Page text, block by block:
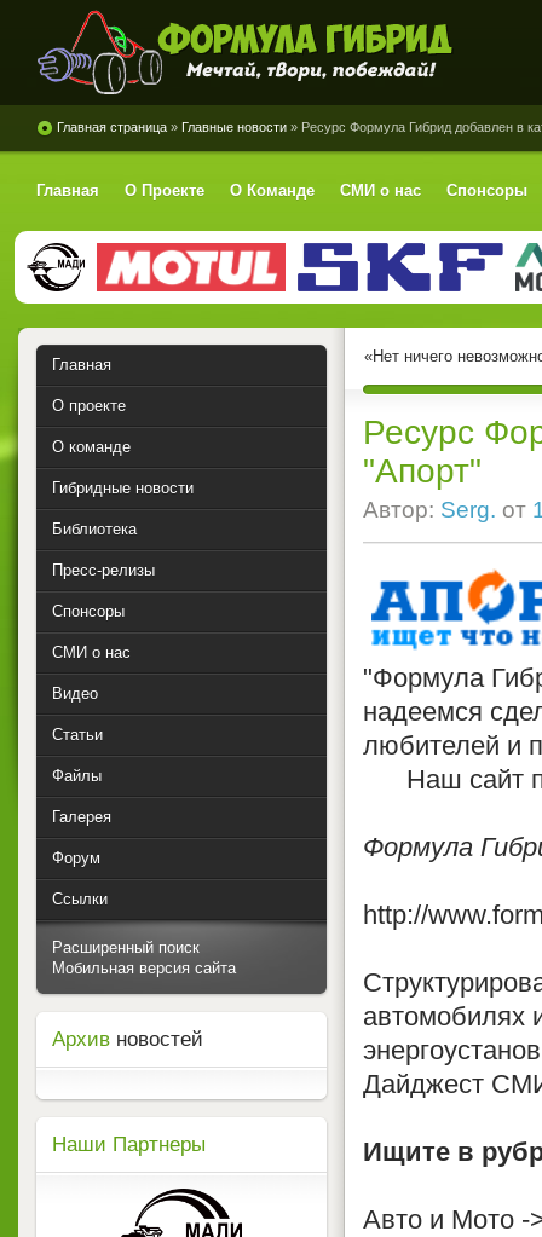
Формула Гибрид
Главная страница » Главные новости » Ресурс Формула Гибрид добавлен в
Главная О Проекте О Команде СМИ о нас Спонсоры
«Нет ничего
Ресурс
"Апорт"
Автор: Serg. от
"Формула
надеемся
любителей и
Наш сайт
Формула
http://
автомобилях
Дайджест
Ищите в
Авто и Мото -
Главная
О проекте
О команде
Гибридные новости
Библиотека
Пресс-релизы
Спонсоры
СМИ о нас
Видео
Статьи
Файлы
Галерея
Форум
Ссылки
Расширенный поиск
Мобильная версия сайта
Архив новостей
Наши Партнеры